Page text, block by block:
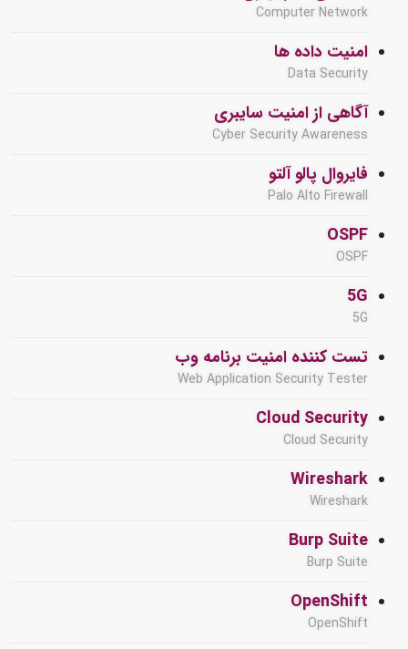
Computer Network
امنیت داده ها
Data Security
آگاهی از امنیت سایبری
Cyber Security Awareness
فایروال پالو آلتو
Palo Alto Firewall
OSPF
OSPF
5G
5G
تست کننده امنیت برنامه وب
Web Application Security Tester
Cloud Security
Cloud Security
Wireshark
Wireshark
Burp Suite
Burp Suite
OpenShift
OpenShift